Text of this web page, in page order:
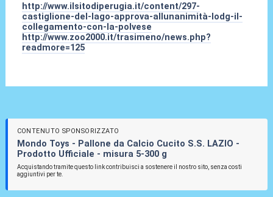
http://www.ilsitodiperugia.it/content/297-
castiglione-del-lago-approva-allunanimità-lodg-il-
collegamento-con-la-polvese
http://www.zoo2000.it/trasimeno/news.php?
readmore=125
CONTENUTO SPONSORIZZATO
Mondo Toys - Pallone da Calcio Cucito S.S. LAZIO -
Prodotto Ufficiale - misura 5-300 g
Acquistando tramite questo link contribuisci a sostenere il nostro sito, senza costi
aggiuntivi per te.